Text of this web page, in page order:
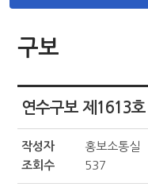
구보
연수구보 제1613호
작성자 홍보소통실
조회수
537